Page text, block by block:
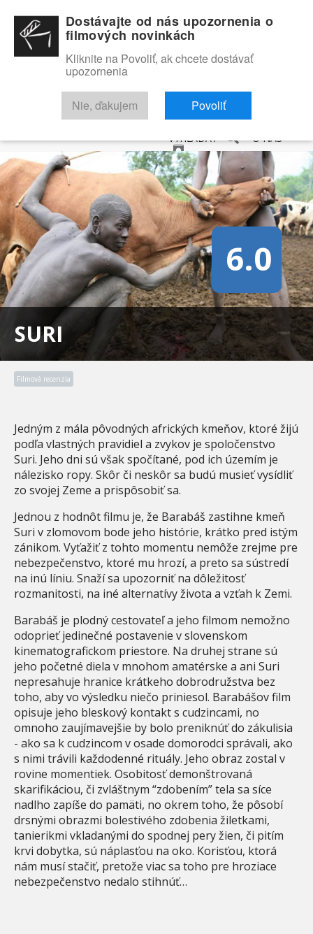
RECENZIE TRAILERY FILMOVÁ DATABÁZA
VYHĽADAŤ O NÁS
SURI
6.0
Filmová recenzia
Jedným z mála pôvodných afrických kmeňov, ktoré žijú
podľa vlastných pravidiel a zvykov je spoločenstvo
Suri. Jeho dni sú však spočítané, pod ich územím je
nálezisko ropy. Skôr či neskôr sa budú musieť vysídliť
zo svojej Zeme a prispôsobiť sa.
Jednou z hodnôt filmu je, že Barabáš zastihne kmeň
Suri v zlomovom bode jeho histórie, krátko pred istým
zánikom. Vyťažiť z tohto momentu nemôže zrejme pre
nebezpečenstvo, ktoré mu hrozí, a preto sa sústredí
na inú líniu. Snaží sa upozorniť na dôležitosť
rozmanitosti, na iné alternatívy života a vzťah k Zemi.
Barabáš je plodný cestovateľ a jeho filmom nemožno
odoprieť jedinečné postavenie v slovenskom
kinematografickom priestore. Na druhej strane sú
jeho početné diela v mnohom amatérske a ani Suri
nepresahuje hranice krátkeho dobrodružstva bez
toho, aby vo výsledku niečo priniesol. Barabášov film
opisuje jeho bleskový kontakt s cudzincami, no
omnoho zaujímavejšie by bolo preniknúť do zákulisia
- ako sa k cudzincom v osade domorodci správali, ako
s nimi trávili každodenné rituály. Jeho obraz zostal v
rovine momentiek. Osobitosť demonštrovaná
skarifikáciou, či zvláštnym “zdobením” tela sa síce
nadlho zapíše do pamäti, no okrem toho, že pôsobí
drsnými obrazmi bolestivého zdobenia žiletkami,
tanierikmi vkladanými do spodnej pery žien, či pitím
krvi dobytka, sú náplasťou na oko. Korisťou, ktorá
nám musí stačiť, pretože viac sa toho pre hroziace
nebezpečenstvo nedalo stihnúť…
Dostávajte od nás upozornenia o
filmových novinkách
Kliknite na Povoliť, ak chcete dostávať
upozornenia
Nie, ďakujem Povoliť